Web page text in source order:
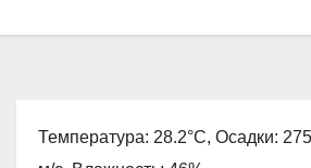
Температура: 28.2°C, Осадки: